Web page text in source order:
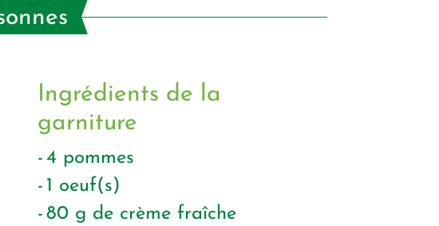
Ingrédients de la
garniture
4 pommes
1 oeuf(s)
80 g de crème fraîche